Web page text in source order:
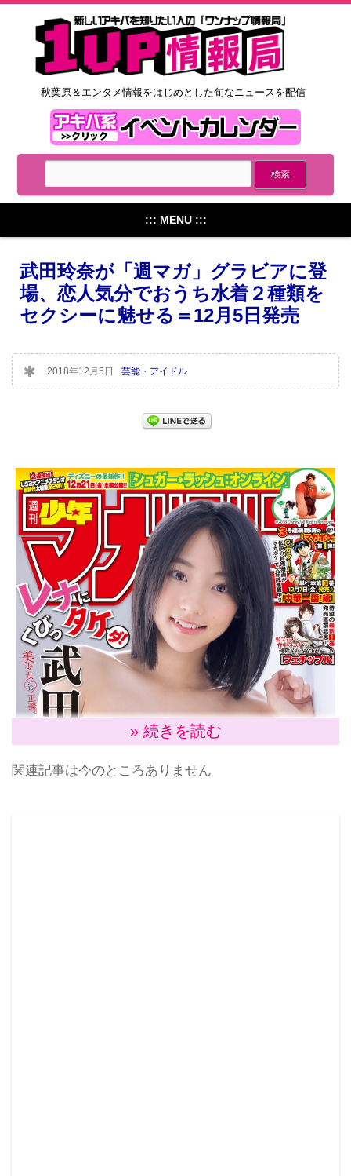
秋葉原＆エンタメ情報をはじめとした旬なニュースを配信
::: MENU :::
武田玲奈が「週マガ」グラビアに登
場、恋人気分でおうち水着２種類を
セクシーに魅せる＝12月5日発売
2018年12月5日 芸能・アイドル
» 続きを読む
関連記事は今のところありません